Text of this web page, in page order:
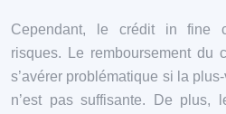
Cependant, le crédit in fine
risques. Le remboursement du
s’avérer problématique si la
n’est pas suffisante. De plus,